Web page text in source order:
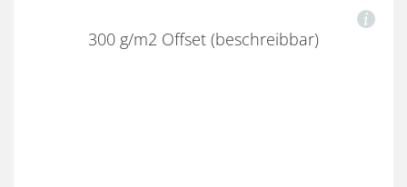
300 g/m2 Offset (beschreibbar)